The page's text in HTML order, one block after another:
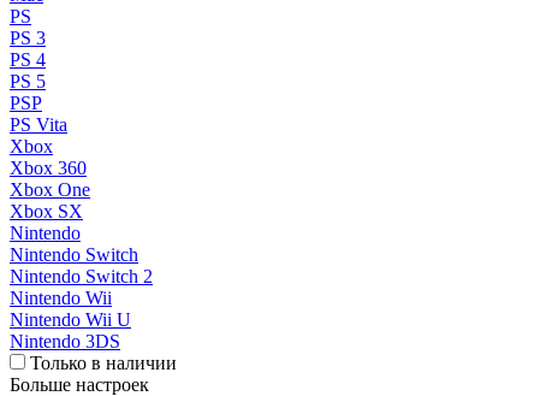
PS
PS 3
PS 4
PS 5
PSP
PS Vita
Xbox
Xbox 360
Xbox One
Xbox SX
Nintendo
Nintendo Switch
Nintendo Switch 2
Nintendo Wii
Nintendo Wii U
Nintendo 3DS
Только в наличии
Больше настроек